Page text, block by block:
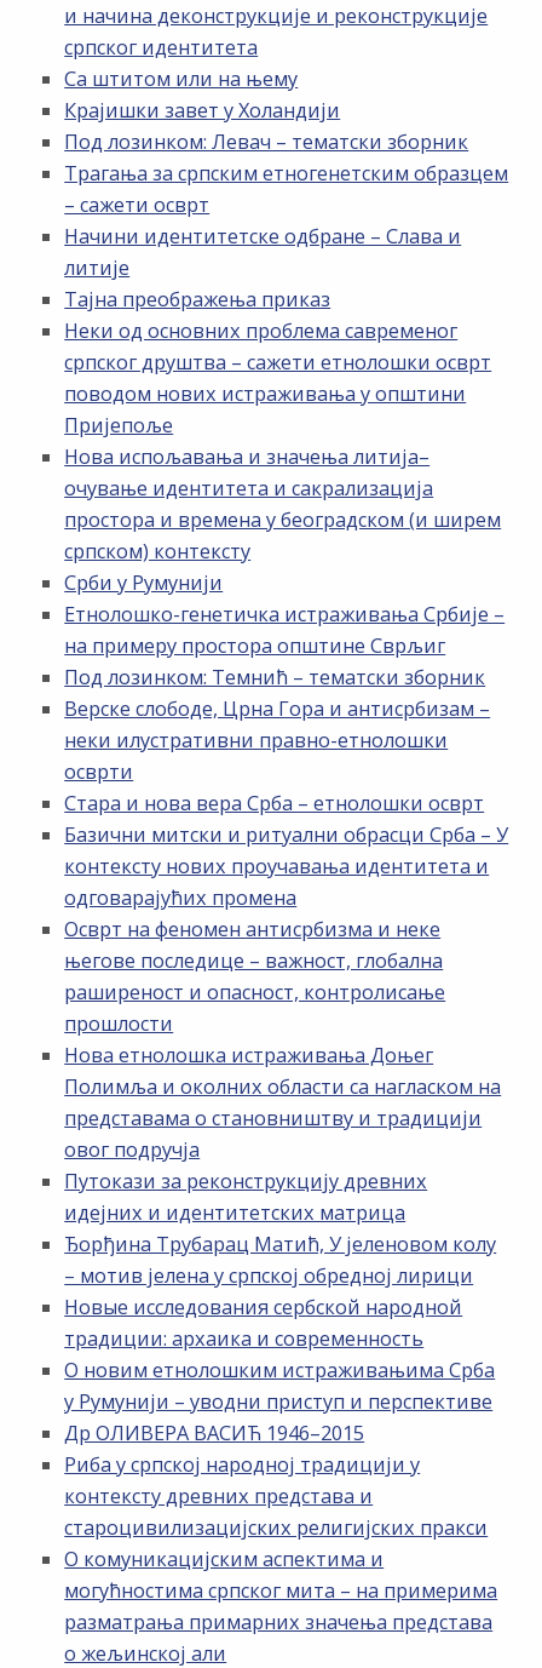
и начина деконструкције и реконструкције
српског идентитета
Са штитом или на њему
Крајишки завет у Холандији
Под лозинком: Левач – тематски зборник
Трагања за српским етногенетским образцем
– сажети осврт
Начини идентитетске одбране – Слава и
литије
Тајна преображења приказ
Неки од основних проблема савременог
српског друштва – сажети етнолошки осврт
поводом нових истраживања у општини
Пријепоље
Нова испољавања и значења литија–
очување идентитета и сакрализација
простора и времена у београдском (и ширем
српском) контексту
Срби у Румунији
Етнолошко-генетичка истраживања Србије –
на примеру простора општине Сврљиг
Под лозинком: Темнић – тематски зборник
Верске слободе, Црна Гора и антисрбизам –
неки илустративни правно-етнолошки
осврти
Стара и нова вера Срба – етнолошки осврт
Базични митски и ритуални обрасци Срба – У
контексту нових проучавања идентитета и
одговарајућих промена
Осврт на феномен антисрбизма и неке
његове последице – важност, глобална
раширеност и опасност, контролисање
прошлости
Нова етнолошка истраживања Доњег
Полимља и околних области са нагласком на
представама о становништву и традицији
овог подручја
Путокази за реконструкцију древних
идејних и идентитетских матрица
Ђорђина Трубарац Матић, У јеленовом колу
– мотив јелена у српској обредној лирици
Новые исследования сербской народной
традиции: архаика и современность
О новим етнолошким истраживањима Срба
у Румунији – уводни приступ и перспективе
Др ОЛИВЕРА ВАСИЋ 1946–2015
Риба у српској народној традицији у
контексту древних представа и
староцивилизацијских религијских пракси
О комуникацијским аспектима и
могућностима српског мита – на примерима
разматрања примарних значења представа
о жељинској али